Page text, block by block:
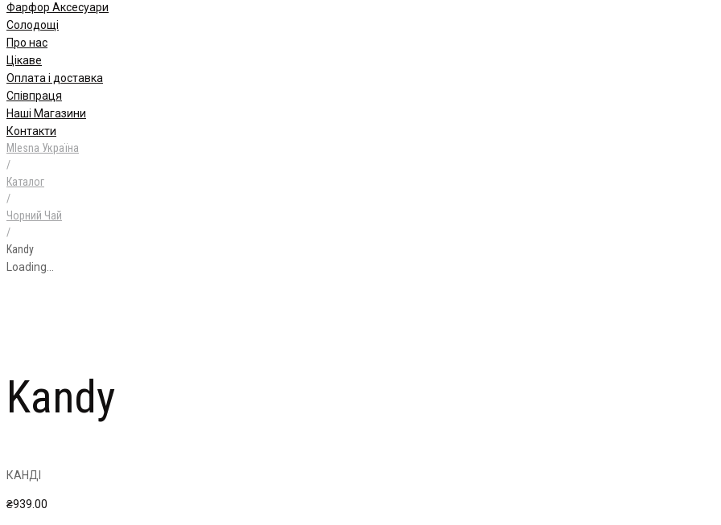
Фарфор Аксесуари
Солодощі
Про нас
Цікаве
Оплата і доставка
Співпраця
Наші Магазини
Контакти
Mlesna Україна
/
Каталог
/
Чорний Чай
/
Kandy
Loading...
Kandy
КАНДІ
₴939.00